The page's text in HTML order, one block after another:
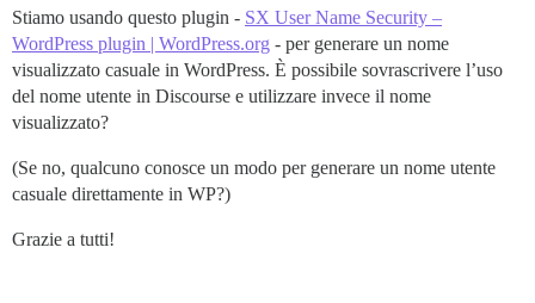
Stiamo usando questo plugin - SX User Name Security –
WordPress plugin | WordPress.org - per generare un nome
visualizzato casuale in WordPress. È possibile sovrascrivere l’uso
del nome utente in Discourse e utilizzare invece il nome
visualizzato?
(Se no, qualcuno conosce un modo per generare un nome utente
casuale direttamente in WP?)
Grazie a tutti!